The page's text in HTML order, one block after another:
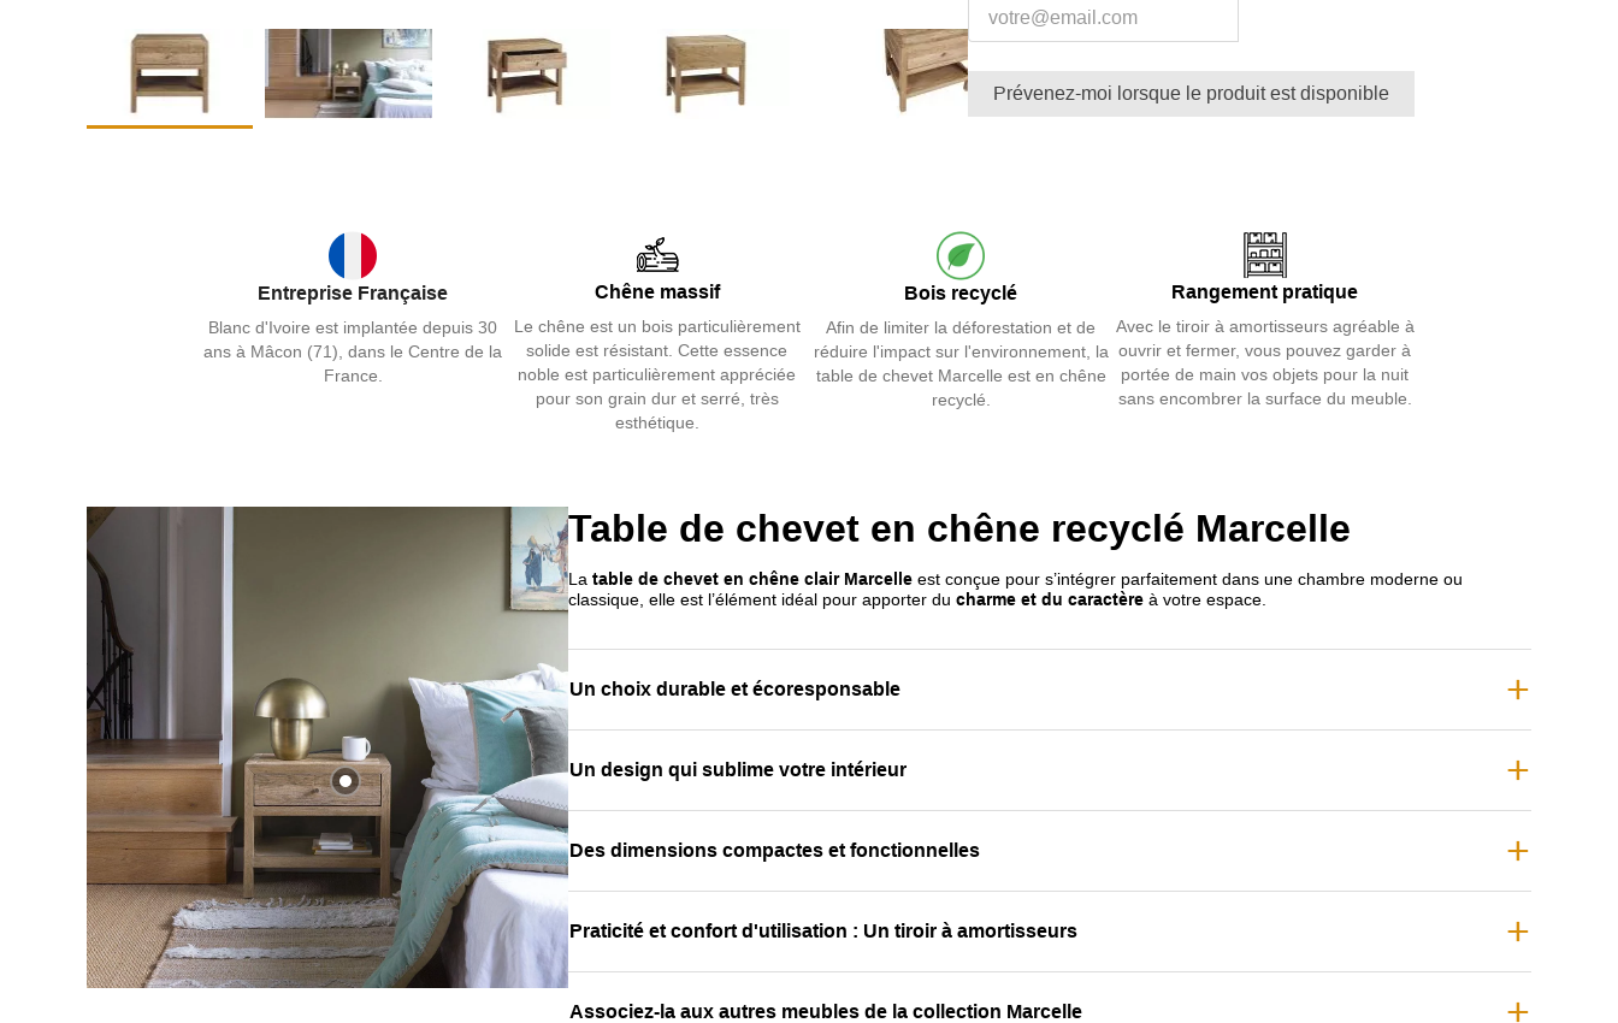
Fabriquée enchêne recyclé
exceptionnelle.
Avec ses dimensions de L. 55 x P. 40 x H. 50 cm
parfaitement aux espaces restreints sans encombrer.
Équipée d’un tiroir à amortisseurs
, cette table de chevet offre
unefonctionnalité optimale pour ranger vos objets du quotidien.
Associez-la aux autres meubles de lacollection Marcelle
créer un espace élégant et harmonieux mettant en valeur la
Prévenez-moi lorsque le produit est disponible
Entreprise Française
Blanc d'Ivoire est implantée depuis 30
ans à Mâcon (71), dans le Centre de la
France.
Chêne massif
Le chêne est un bois particulièrement
solide est résistant. Cette essence
noble est particulièrement appréciée
pour son grain dur et serré, très
esthétique.
Bois recyclé
Afin de limiter la déforestation et de
réduire l'impact sur l'environnement, la
table de chevet Marcelle est en chêne
recyclé.
Rangement pratique
Avec le tiroir à amortisseurs agréable à
ouvrir et fermer, vous pouvez garder à
portée de main vos objets pour la nuit
sans encombrer la surface du meuble.
Table de chevet en chêne recyclé Marcelle
La table de chevet en chêne clair Marcelle est conçue pour s’intégrer parfaitement dans une chambre moderne ou
classique, elle est l’élément idéal pour apporter du charme et du caractère à votre espace.
Un choix durable et écoresponsable
Un design qui sublime votre intérieur
Des dimensions compactes et fonctionnelles
Praticité et confort d'utilisation : Un tiroir à amortisseurs
Associez-la aux autres meubles de la collection Marcelle